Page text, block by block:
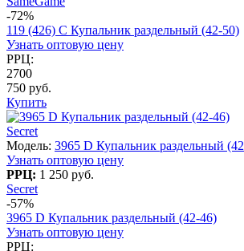
-72%
119 (426) C Купальник раздельный (42-50)
Узнать оптовую цену
РРЦ:
2700
750 руб.
Купить
Secret
Модель: 3965 D Купальник раздельный
Узнать оптовую цену
РРЦ: 1 250 руб.
Secret
-57%
3965 D Купальник раздельный (42-46)
Узнать оптовую цену
РРЦ: